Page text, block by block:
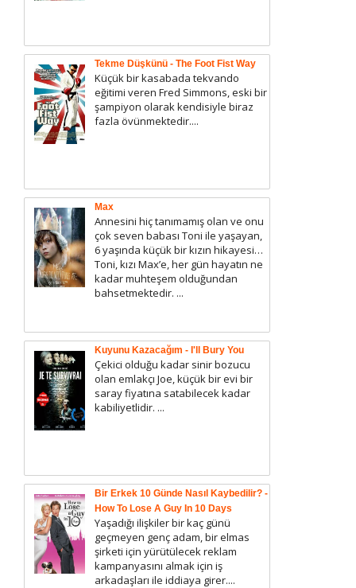
Tekme Düşkünü - The Foot Fist Way
Küçük bir kasabada tekvando
eğitimi veren Fred Simmons, eski bir
şampiyon olarak kendisiyle biraz
fazla övünmektedir....
Max
Annesini hiç tanımamış olan ve onu
çok seven babası Toni ile yaşayan,
6 yaşında küçük bir kızın hikayesi…
Toni, kızı Max’e, her gün hayatın ne
kadar muhteşem olduğundan
bahsetmektedir. ...
Kuyunu Kazacağım - I'll Bury You
Çekici olduğu kadar sinir bozucu
olan emlakçı Joe, küçük bir evi bir
saray fiyatına satabilecek kadar
kabiliyetlidir. ...
Bir Erkek 10 Günde Nasıl Kaybedilir? -
How To Lose A Guy In 10 Days
Yaşadığı ilişkiler bir kaç günü
geçmeyen genç adam, bir elmas
şirketi için yürütülecek reklam
kampanyasını almak için iş
arkadaşları ile iddiaya girer....